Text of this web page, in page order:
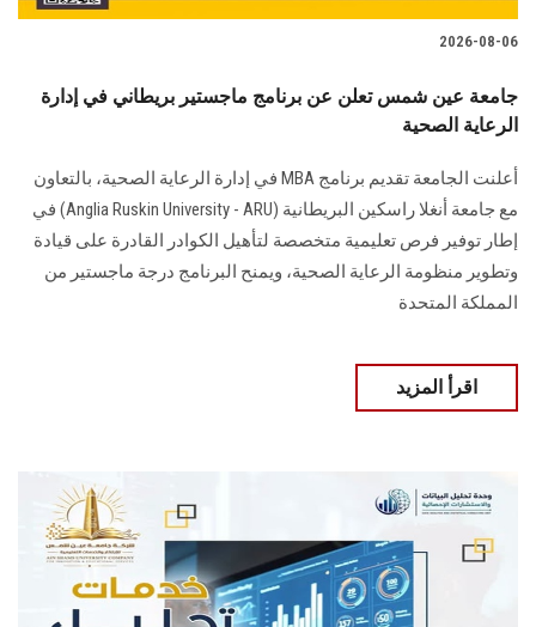
2026-08-06
جامعة عين شمس تعلن عن برنامج ماجستير بريطاني في إدارة
الرعاية الصحية
أعلنت الجامعة تقديم برنامج MBA في إدارة الرعاية الصحية، بالتعاون
مع جامعة أنغلا راسكين البريطانية (Anglia Ruskin University - ARU) في
إطار توفير فرص تعليمية متخصصة لتأهيل الكوادر القادرة على قيادة
وتطوير منظومة الرعاية الصحية، ويمنح البرنامج درجة ماجستير من
المملكة المتحدة
اقرأ المزيد